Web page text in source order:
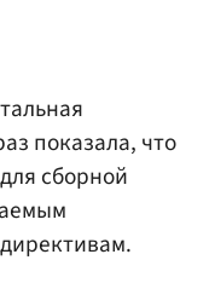
показала, что
сборной